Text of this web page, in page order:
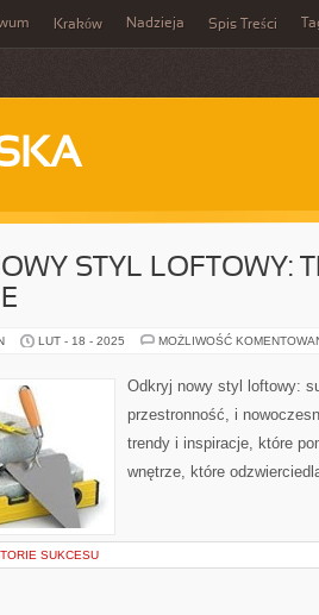
Kraków Nadzieja Spis Treści
STYL LOFTOWY:
LUT - 18 - 2025 MOŻLIWOŚĆ
Odkryj nowy styl loftowy:
przestronność, i
trendy i inspiracje, które
wnętrze, które
SUKCESU